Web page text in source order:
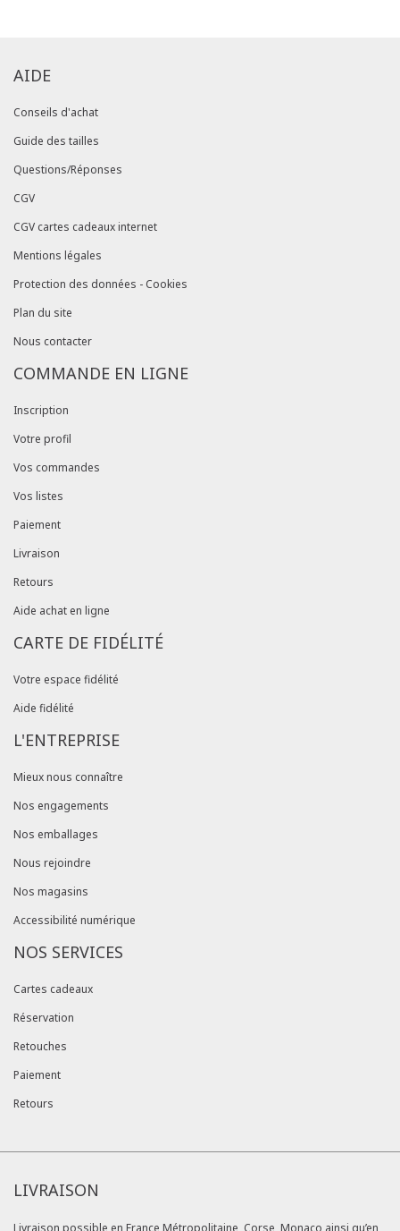
AIDE
Conseils d'achat
Guide des tailles
Questions/Réponses
CGV
CGV cartes cadeaux internet
Mentions légales
Protection des données - Cookies
Plan du site
Nous contacter
COMMANDE EN LIGNE
Inscription
Votre profil
Vos commandes
Vos listes
Paiement
Livraison
Retours
Aide achat en ligne
CARTE DE FIDÉLITÉ
Votre espace fidélité
Aide fidélité
L'ENTREPRISE
Mieux nous connaître
Nos engagements
Nos emballages
Nous rejoindre
Nos magasins
Accessibilité numérique
NOS SERVICES
Cartes cadeaux
Réservation
Retouches
Paiement
Retours
LIVRAISON
Livraison possible en France Métropolitaine, Corse, Monaco ainsi qu’en